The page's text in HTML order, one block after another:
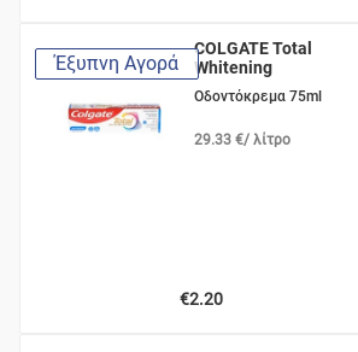
Έξυπνη Αγορά
COLGATE Total
Whitening
Οδοντόκρεμα 75ml
29.33 €/ λίτρο
€2.20